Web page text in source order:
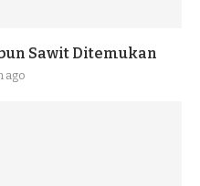
Sawit Ditemukan
ago